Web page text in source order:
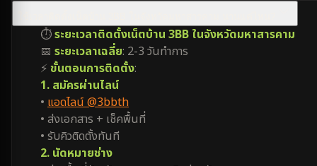
⏱️ระยะเวลาติดตั้งเน็ตบ้าน 3BB ในจังหวัดมหาสารคาม
📅 ระยะเวลาเฉลี่ย: 2-3 วันทำการ
⚡ ขั้นตอนการติดตั้ง:
1. สมัครผ่านไลน์
• แอดไลน์ @3bbth
• ส่งเอกสาร + เช็คพื้นที่
• รับคิวติดตั้งทันที
2. นัดหมายช่าง